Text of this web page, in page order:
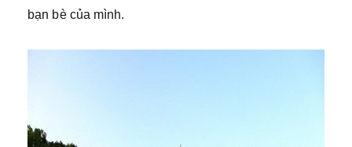
bạn bè của mình.